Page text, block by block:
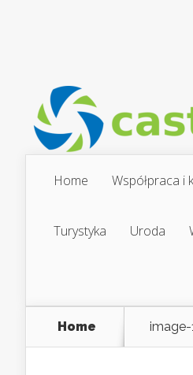
Home Współpraca i
Turystyka Uroda
Home image-